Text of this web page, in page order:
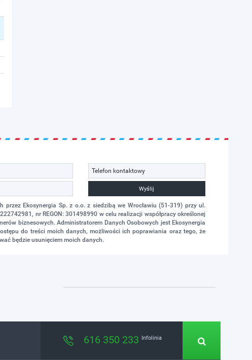
Wyślij
Ekosynergia Sp. z o.o. z siedzibą we Wrocławiu (51-319) przy ul.
nr REGON: 301498990 w celu realizacji współpracy określonej
biznesowych. Administratorem Danych Osobowych jest Ekosynergia
do treści moich danych, możliwości ich poprawiania oraz tego, że
będzie usunięciem moich danych.
616 350 233 Infolinia